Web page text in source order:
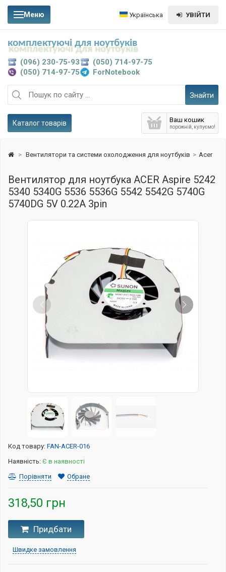
Меню Українська УВІЙТИ
Знайти
Ваш кошик
порожній, купуємо!
Каталог товарів
(096) 230-75-93
(050) 714-97-75
(050) 714-97-75
ForNotebook
комплектуючі для ноутбуків
> Вентилятори та системи охолодження для ноутбуків > Acer
Вентилятор для ноутбука ACER Aspire 5242
5340 5340G 5536 5536G 5542 5542G 5740G
5740DG 5V 0.22A 3pin
Код товару: FAN-ACER-016
Наявність: Є в наявності
Порівняти
Обране
318,50 грн
Придбати
Швидке замовлення